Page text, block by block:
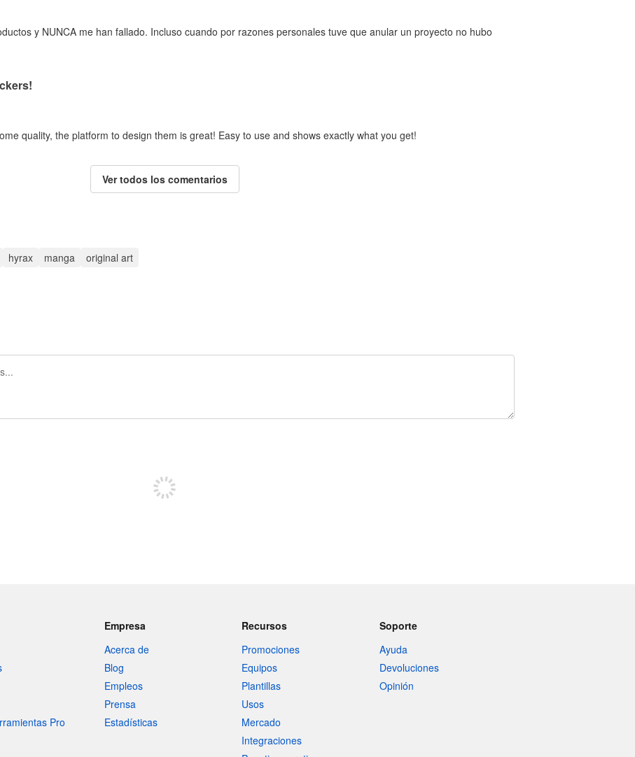
y NUNCA me han fallado. Incluso cuando por razones personales tuve que anular un proyecto no hubo
quality, the platform to design them is great! Easy to use and shows exactly what you get!
Ver todos los comentarios
hyrax manga original art
Pro
Empresa
Acerca de
Blog
Empleos
Prensa
Estadísticas
Recursos
Promociones
Equipos
Plantillas
Usos
Mercado
Integraciones
Soporte
Ayuda
Devoluciones
Opinión